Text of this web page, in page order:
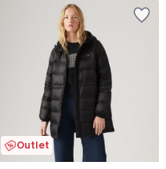
Outlet